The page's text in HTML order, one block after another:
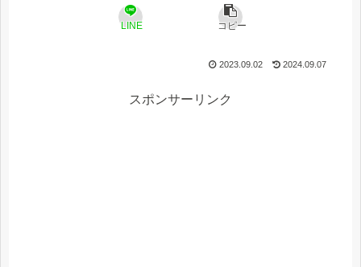
LINE コピー
2023.09.02 2024.09.07
スポンサーリンク